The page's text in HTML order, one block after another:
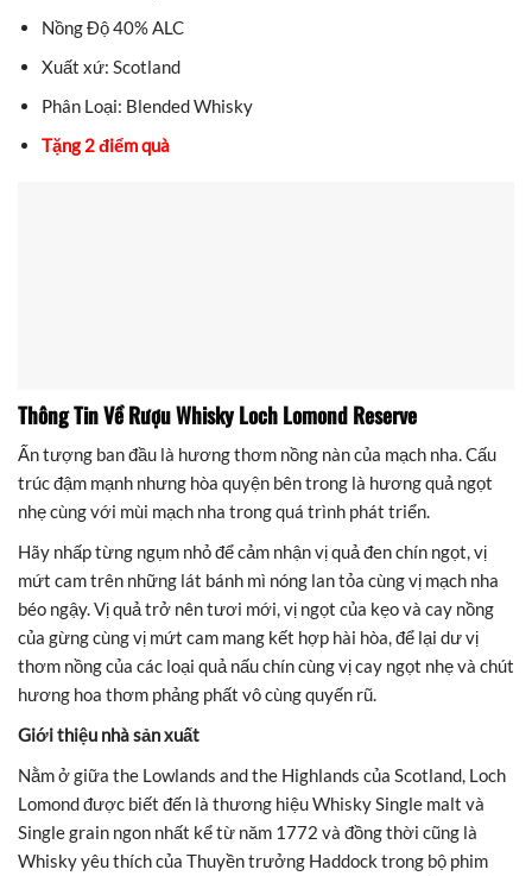
Nồng Độ 40% ALC
Xuất xứ: Scotland
Phân Loại: Blended Whisky
Tặng 2 điểm quà
Thông Tin Về Rượu Whisky Loch Lomond Reserve
Ấn tượng ban đầu là hương thơm nồng nàn của mạch nha. Cấu
trúc đậm mạnh nhưng hòa quyện bên trong là hương quả ngọt
nhẹ cùng với mùi mạch nha trong quá trình phát triển.
Hãy nhấp từng ngụm nhỏ để cảm nhận vị quả đen chín ngọt, vị
mứt cam trên những lát bánh mì nóng lan tỏa cùng vị mạch nha
béo ngậy. Vị quả trở nên tươi mới, vị ngọt của kẹo và cay nồng
của gừng cùng vị mứt cam mang kết hợp hài hòa, để lại dư vị
thơm nồng của các loại quả nấu chín cùng vị cay ngọt nhẹ và chút
hương hoa thơm phảng phất vô cùng quyến rũ.
Giới thiệu nhà sản xuất
Nằm ở giữa the Lowlands and the Highlands của Scotland, Loch
Lomond được biết đến là thương hiệu Whisky Single malt và
Single grain ngon nhất kể từ năm 1772 và đồng thời cũng là
Whisky yêu thích của Thuyền trưởng Haddock trong bộ phim